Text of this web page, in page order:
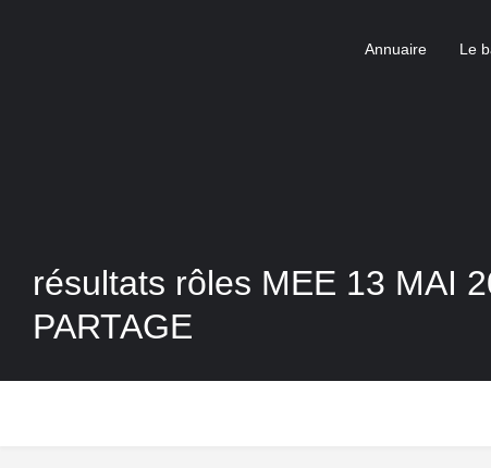
Annuaire Le
résultats rôles MEE 13 MAI
PARTAGE